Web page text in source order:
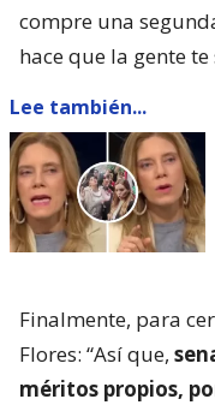
compre una
hace que la gente
Lee también...
Finalmente, para
Flores: “Así que,
méritos propios,